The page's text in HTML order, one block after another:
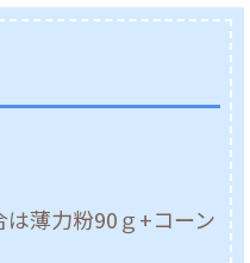
薄力粉90ｇ+コーン